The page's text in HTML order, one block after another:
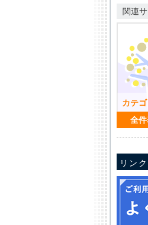
関連
カテ
全
リンク